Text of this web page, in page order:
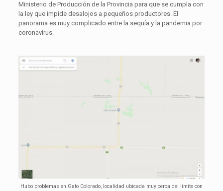
Ministerio de Producción de la Provincia para que se cumpla con
la ley que impide desalojos a pequeños productores. El
panorama es muy complicado entre la sequía y la pandemia por
coronavirus.
Hubo problemas en Gato Colorado, localidad ubicada muy cerca del límite con